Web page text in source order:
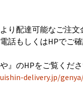
り配達可能なご注文
話もしくはHPでご確
』のHPをご覧くだ
delivery.jp/